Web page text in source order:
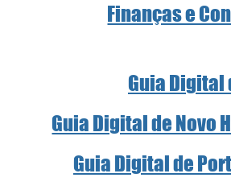
Finanças e
Guia Digital
Guia Digital de Novo
Guia Digital de